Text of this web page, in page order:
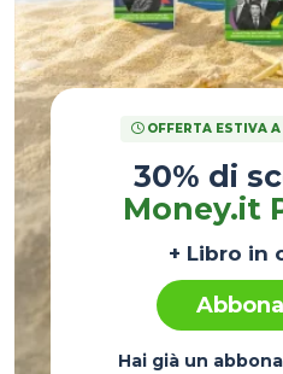
OFFERTA ESTIVA
30% di
Money.it
+ Libro in
Hai già un